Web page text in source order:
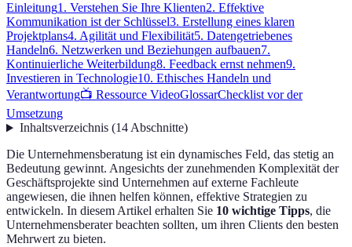
Einleitung1. Verstehen Sie Ihre Klienten2. Effektive
Kommunikation ist der Schlüssel3. Erstellung eines klaren
Projektplans4. Agilität und Flexibilität5. Datengetriebenes
Handeln6. Netzwerken und Beziehungen aufbauen7.
Kontinuierliche Weiterbildung8. Feedback ernst nehmen9.
Investieren in Technologie10. Ethisches Handeln und
Verantwortung📺 Ressource VideoGlossarChecklist vor der
Umsetzung
Inhaltsverzeichnis(14Abschnitte)
Die Unternehmensberatung ist ein dynamisches Feld, das stetig an
Bedeutung gewinnt. Angesichts der zunehmenden Komplexität der
Geschäftsprojekte sind Unternehmen auf externe Fachleute
angewiesen, die ihnen helfen können, effektive Strategien zu
entwickeln. In diesem Artikel erhalten Sie 10 wichtige Tipps, die
Unternehmensberater beachten sollten, um ihren Clients den besten
Mehrwert zu bieten.